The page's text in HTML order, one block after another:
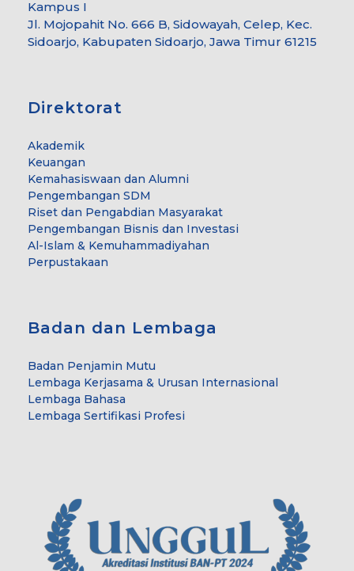
Kampus I
Jl. Mojopahit No. 666 B, Sidowayah, Celep, Kec.
Sidoarjo, Kabupaten Sidoarjo, Jawa Timur 61215
Direktorat
Akademik
Keuangan
Kemahasiswaan dan Alumni
Pengembangan SDM
Riset dan Pengabdian Masyarakat
Pengembangan Bisnis dan Investasi
Al-Islam & Kemuhammadiyahan
Perpustakaan
Badan dan Lembaga
Badan Penjamin Mutu
Lembaga Kerjasama & Urusan Internasional
Lembaga Bahasa
Lembaga Sertifikasi Profesi